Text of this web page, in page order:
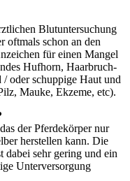
Blutuntersuchung
oftmals schon an den
für einen Mangel
Hufhorn, Haarbruch-
oder schuppige Haut und
Mauke, Ekzeme, etc).
der Pferdekörper nur
herstellen kann. Die
sehr gering und ein
Unterversorgung